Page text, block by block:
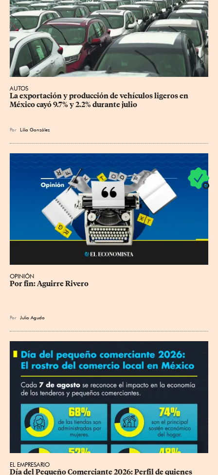
AUTOS
La exportación y producción de vehículos ligeros en
México cayó 9.7% y 2.2% durante julio
Por Lilia González
OPINIÓN
Por fin: Aguirre Rivero
Por Julio Agudo
EL EMPRESARIO
Día del Pequeño Comerciante 2026: Perfil de quienes